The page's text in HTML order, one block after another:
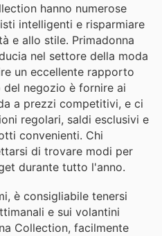
hanno numerose
intelligenti e risparmiare
e allo stile. Primadonna
nel settore della moda
un eccellente rapporto
negozio è fornire ai
a prezzi competitivi, e ci
regolari, saldi esclusivi e
convenienti. Chi
di trovare modi per
durante tutto l'anno.
è consigliabile tenersi
e sui volantini
Collection, facilmente